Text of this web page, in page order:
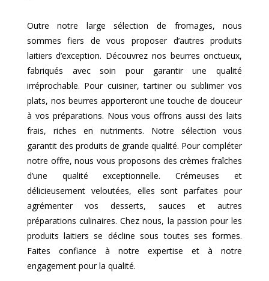
Outre notre large sélection de fromages, nous
sommes fiers de vous proposer d’autres produits
laitiers d’exception. Découvrez nos beurres onctueux,
fabriqués avec soin pour garantir une qualité
irréprochable. Pour cuisiner, tartiner ou sublimer vos
plats, nos beurres apporteront une touche de douceur
à vos préparations. Nous vous offrons aussi des laits
frais, riches en nutriments. Notre sélection vous
garantit des produits de grande qualité. Pour compléter
notre offre, nous vous proposons des crèmes fraîches
d’une qualité exceptionnelle. Crémeuses et
délicieusement veloutées, elles sont parfaites pour
agrémenter vos desserts, sauces et autres
préparations culinaires. Chez nous, la passion pour les
produits laitiers se décline sous toutes ses formes.
Faites confiance à notre expertise et à notre
engagement pour la qualité.